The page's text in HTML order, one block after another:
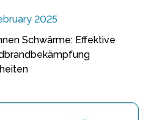
2025
Schwärme: Effektive